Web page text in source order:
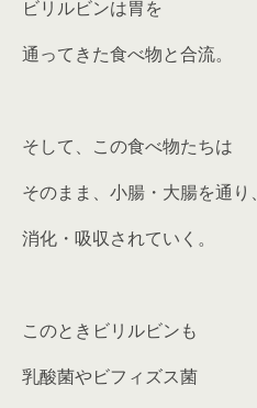
ビリルビンは胃を
通ってきた食べ物と合流。
そして、この食べ物たちは
そのまま、小腸・大腸を通り、
消化・吸収されていく。
このときビリルビンも
乳酸菌やビフィズス菌